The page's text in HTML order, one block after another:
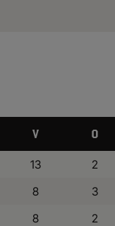
V O
13 2
8 3
8 2